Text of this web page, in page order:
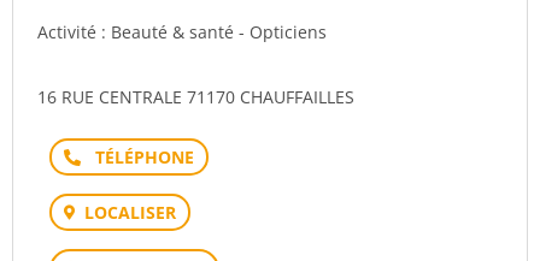
Activité : Beauté & santé - Opticiens
16 RUE CENTRALE 71170 CHAUFFAILLES
Téléphone
LOCALISER